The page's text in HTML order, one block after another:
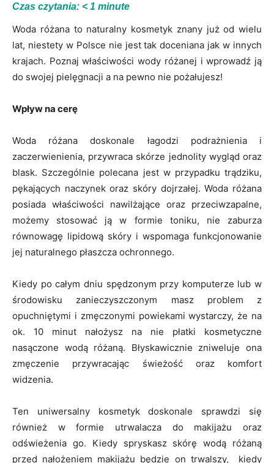
Czas czytania: < 1 minute
Woda różana to naturalny kosmetyk znany już od wielu
lat, niestety w Polsce nie jest tak doceniana jak w innych
krajach. Poznaj właściwości wody różanej i wprowadź ją
do swojej pielęgnacji a na pewno nie pożałujesz!
Wpływ na cerę
Woda różana doskonale łagodzi podrażnienia i
zaczerwienienia, przywraca skórze jednolity wygląd oraz
blask. Szczególnie polecana jest w przypadku trądziku,
pękających naczynek oraz skóry dojrzałej. Woda różana
posiada właściwości nawilżające oraz przeciwzapalne,
możemy stosować ją w formie toniku, nie zaburza
równowagę lipidową skóry i wspomaga funkcjonowanie
jej naturalnego płaszcza ochronnego.
Kiedy po całym dniu spędzonym przy komputerze lub w
środowisku zanieczyszczonym masz problem z
opuchniętymi i zmęczonymi powiekami wystarczy, że na
ok. 10 minut nałożysz na nie płatki kosmetyczne
nasączone wodą różaną. Błyskawicznie zniweluje ona
zmęczenie przywracając świeżość oraz komfort
widzenia.
Ten uniwersalny kosmetyk doskonale sprawdzi się
również w formie utrwalacza do makijażu oraz
odświeżenia go. Kiedy spryskasz skórę wodą różaną
przed nałożeniem makijażu będzie on trwalszy, kiedy